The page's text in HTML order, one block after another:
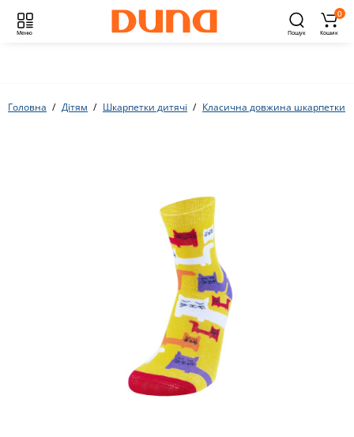
Меню Пошук
0
Кошик
Головна Дітям Шкарпетки дитячі Класична довжина шкарпетки